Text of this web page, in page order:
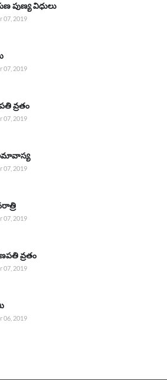
పుణ్య విధులు
07, 2019
07, 2019
వ్రతం
07, 2019
07, 2019
07, 2019
వ్రతం
07, 2019
06, 2019